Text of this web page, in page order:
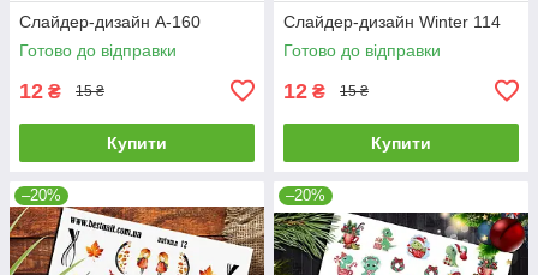
Слайдер-дизайн A-160
Готово до відправки
12 ₴ 15 ₴
Купити
Слайдер-дизайн Winter 114
Готово до відправки
12 ₴ 15 ₴
Купити
–20% –20%